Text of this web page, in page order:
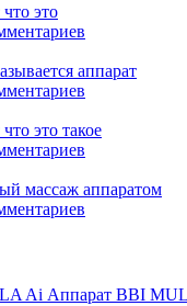
это
аппарат
это такое
массаж аппаратом
Аппарат BBI